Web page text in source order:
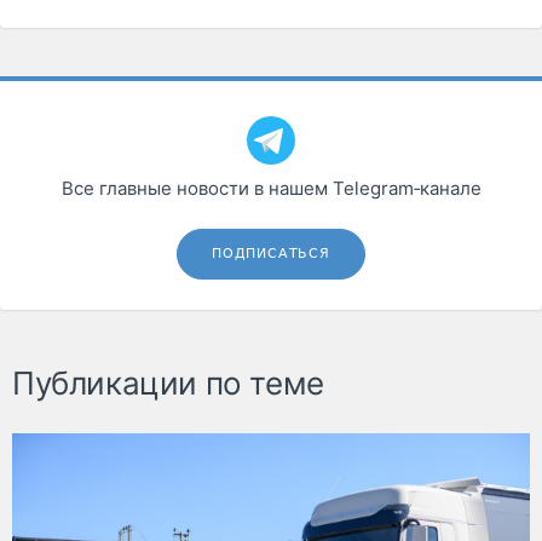
Все главные новости в нашем Telegram‑канале
ПОДПИСАТЬСЯ
Публикации по теме